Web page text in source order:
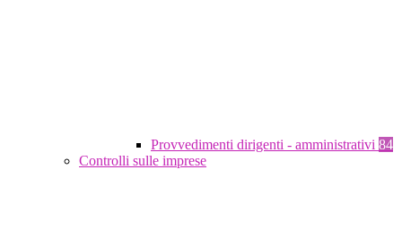
Provvedimenti dirigenti - amministrativi 84
Controlli sulle imprese